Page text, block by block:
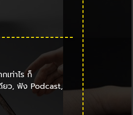
เท่าไร ก็
ยว, ฟัง Podcast,